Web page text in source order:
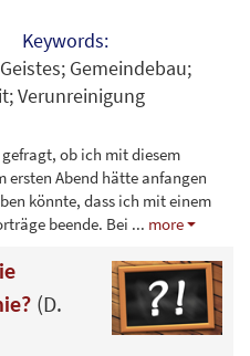
Keywords:
Gemeindebau;
Verunreinigung
ob ich mit diesem
ersten Abend hätte anfangen
könnte, dass ich mit einem
beende. Bei ... more
(D.